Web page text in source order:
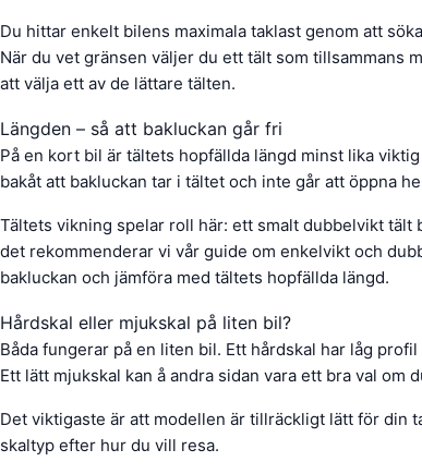
Du hittar enkelt bilens maximala taklast genom att
När du vet gränsen väljer du ett tält som tillsammans
att välja ett av de lättare tälten.
Längden – så att bakluckan går fri
På en kort bil är tältets hopfällda längd minst lika
bakåt att bakluckan tar i tältet och inte går att öppna
Tältets vikning spelar roll här: ett smalt dubbelvikt
det rekommenderar vi vår guide om enkelvikt och
bakluckan och jämföra med tältets hopfällda längd.
Hårdskal eller mjukskal på liten bil?
Båda fungerar på en liten bil. Ett hårdskal har låg
Ett lätt mjukskal kan å andra sidan vara ett bra val om
Det viktigaste är att modellen är tillräckligt lätt för din
skaltyp efter hur du vill resa.